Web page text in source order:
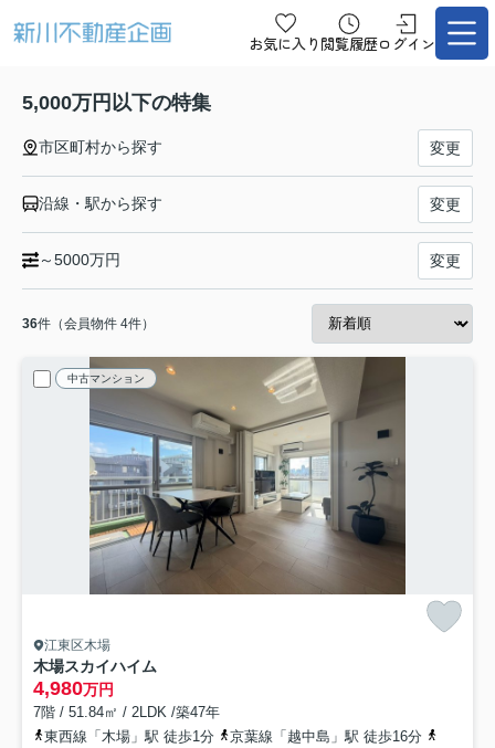
お気に入り 閲覧履歴ログイン
5,000万円以下の特集
市区町村から探す 変更
沿線・駅から探す 変更
～5000万円 変更
36件（会員物件 4件）
中古マンション
江東区木場
木場スカイハイム
4,980万円
7階 / 51.84㎡ / 2LDK /築47年
東西線「木場」駅 徒歩1分
京葉線「越中島」駅 徒歩16分